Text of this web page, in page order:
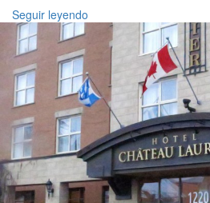
Seguir leyendo